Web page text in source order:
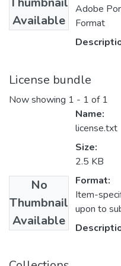
Available
Adobe
Format
License bundle
Now showing 1 - 1 of 1
No
Thumbnail
Available
Name:
license.txt
Size:
2.5 KB
Format:
Item-
upon to